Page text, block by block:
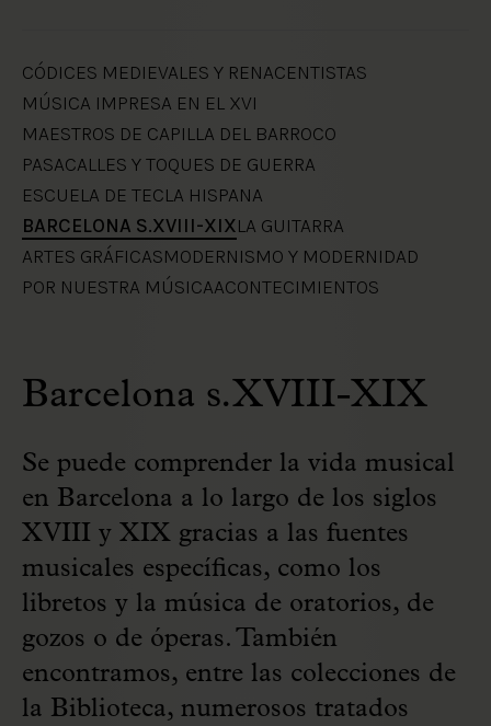
CÓDICES MEDIEVALES Y RENACENTISTAS
MÚSICA IMPRESA EN EL XVI
MAESTROS DE CAPILLA DEL BARROCO
PASACALLES Y TOQUES DE GUERRA
ESCUELA DE TECLA HISPANA
BARCELONA S.XVIII-XIXLA GUITARRA
ARTES GRÁFICASMODERNISMO Y MODERNIDAD
POR NUESTRA MÚSICAACONTECIMIENTOS
Barcelona s.XVIII-XIX
Se puede comprender la vida musical
en Barcelona a lo largo de los siglos
XVIII y XIX gracias a las fuentes
musicales específicas, como los
libretos y la música de oratorios, de
gozos o de óperas. También
encontramos, entre las colecciones de
la Biblioteca, numerosos tratados